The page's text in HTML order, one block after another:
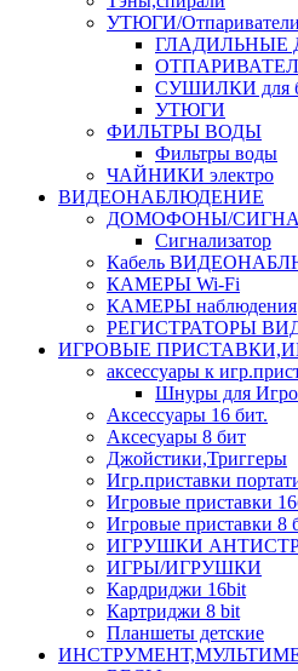
УТЮГИ/Отпариватели
ГЛАДИЛЬНЫЕ
СУШИЛКИ для
УТЮГИ
ФИЛЬТРЫ ВОДЫ
Фильтры воды
ЧАЙНИКИ электро
ВИДЕОНАБЛЮДЕНИЕ
ДОМОФОНЫ/
Сигнализатор
Кабель
КАМЕРЫ Wi-Fi
КАМЕРЫ наблюдения
РЕГИСТРАТОРЫ
ИГРОВЫЕ
аксесcуары к
Шнуры для
Аксессуары 16 бит.
Аксесуары 8 бит
Джойстики,Триггеры
Игр.приставки
Игровые приставки
Игровые приставки 8
ИГРУШКИ
ИГРЫ/ИГРУШКИ
Кардриджи 16bit
Картриджи 8 bit
Планшеты детские